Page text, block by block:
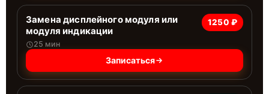
Замена дисплейного модуля или
модуля индикации
25 мин
1250 ₽
Записаться